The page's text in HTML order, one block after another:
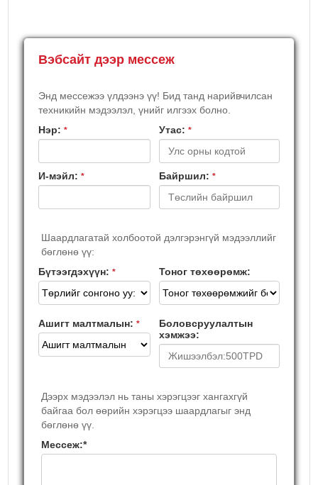
Вэбсайт дээр мессеж
Энд мессежээ үлдээнэ үү! Бид танд нарийвчилсан
техникийн мэдээлэл, үнийг илгээх болно.
Нэр:* Утас: *
И-мэйл:* Байршил: *
Шаардлагатай холбоотой дэлгэрэнгүй мэдээллийг
бөглөнө үү:
Бүтээгдэхүүн:* Тоног төхөөрөмж:
Ашигт малтмалын:*
Боловсруулалтын
хэмжээ:
Дээрх мэдээлэл нь таны хэрэгцээг хангахгүй
байгаа бол өөрийн хэрэгцээ шаардлагыг энд
бөглөнө үү.
Мессеж:*